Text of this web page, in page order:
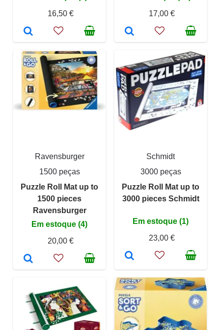
16,50 €
17,00 €
Ravensburger
1500 peças
Puzzle Roll Mat up to
1500 pieces
Ravensburger
Em estoque (4)
20,00 €
Schmidt
3000 peças
Puzzle Roll Mat up to
3000 pieces Schmidt
Em estoque (1)
23,00 €